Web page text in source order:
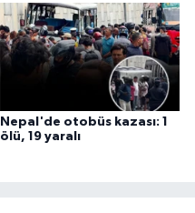
Nepal'de otobüs kazası: 1
ölü, 19 yaralı